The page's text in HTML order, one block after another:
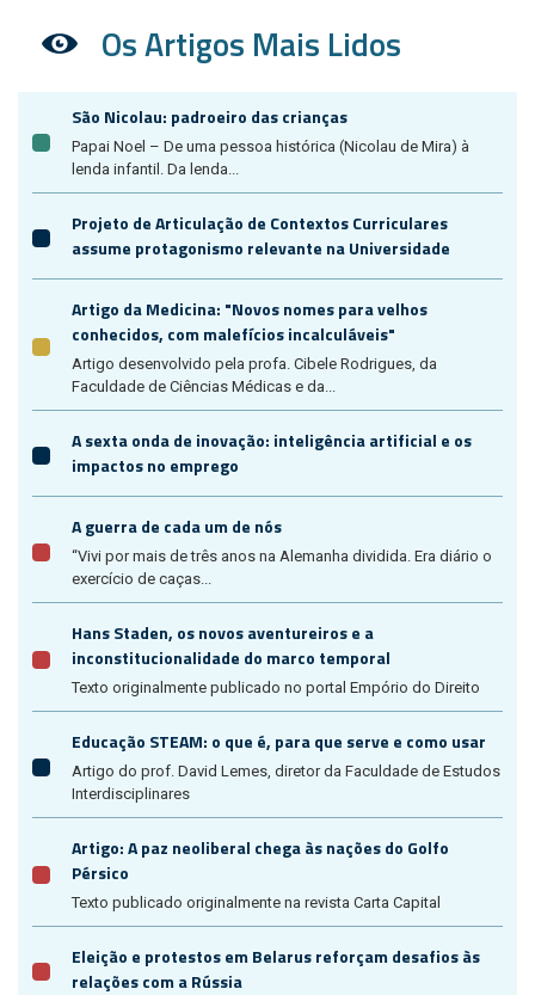
Os Artigos Mais Lidos
São Nicolau: padroeiro das crianças
Papai Noel – De uma pessoa histórica (Nicolau de Mira) à
lenda infantil. Da lenda...
Projeto de Articulação de Contextos Curriculares
assume protagonismo relevante na Universidade
Artigo da Medicina: "Novos nomes para velhos
conhecidos, com malefícios incalculáveis"
Artigo desenvolvido pela profa. Cibele Rodrigues, da
Faculdade de Ciências Médicas e da...
A sexta onda de inovação: inteligência artificial e os
impactos no emprego
A guerra de cada um de nós
“Vivi por mais de três anos na Alemanha dividida. Era diário o
exercício de caças...
Hans Staden, os novos aventureiros e a
inconstitucionalidade do marco temporal
Texto originalmente publicado no portal Empório do Direito
Educação STEAM: o que é, para que serve e como usar
Artigo do prof. David Lemes, diretor da Faculdade de Estudos
Interdisciplinares
Artigo: A paz neoliberal chega às nações do Golfo
Pérsico
Texto publicado originalmente na revista Carta Capital
Eleição e protestos em Belarus reforçam desafios às
relações com a Rússia